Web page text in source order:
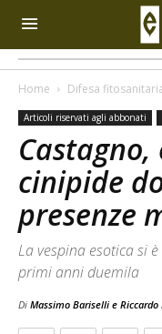
Home Difesa
Articoli riservati agli abbonati
cinipide
presenze
La vespina esotica si
primi anni duemila
Di Massimo Bariselli e